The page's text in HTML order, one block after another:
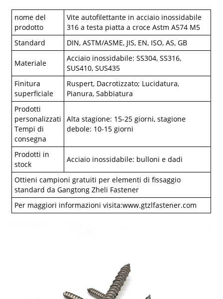
nome del
prodotto
Vite autofilettante in acciaio inossidabile
316 a testa piatta a croce Astm A574 M5
Standard
DIN, ASTM/ASME, JIS, EN, ISO, AS, GB
Materiale
Acciaio inossidabile: SS304, SS316,
SUS410, SUS435
Finitura
superficiale
Ruspert, Dacrotizzato; Lucidatura,
Pianura, Sabbiatura
Prodotti
personalizzati
Tempi di
consegna
Alta stagione: 15-25 giorni, stagione
debole: 10-15 giorni
Prodotti in
stock
Acciaio inossidabile: bulloni e dadi
Ottieni campioni gratuiti per elementi di fissaggio
standard da Gangtong Zheli Fastener
Per maggiori informazioni visita:www.gtzlfastener.com